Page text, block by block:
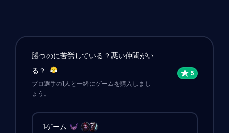
勝つのに苦労している？悪い仲間がい
る？
プロ選手の1人と一緒にゲームを購入しまし
ょう。
1ゲーム